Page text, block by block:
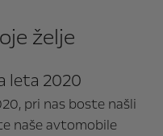
želje
leta 2020
pri nas boste našli
naše avtomobile